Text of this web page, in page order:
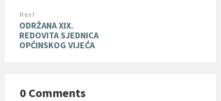
Next
ODRŽANA XIX.
REDOVITA SJEDNICA
OPĆINSKOG VIJEĆA
0 Comments